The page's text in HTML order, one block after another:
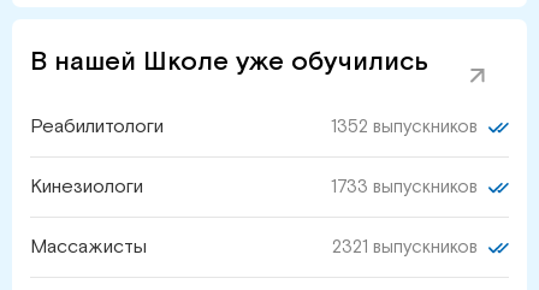
В нашей Школе уже обучились
Реабилитологи 1352 выпускников
Кинезиологи 1733 выпускников
Массажисты 2321 выпускников